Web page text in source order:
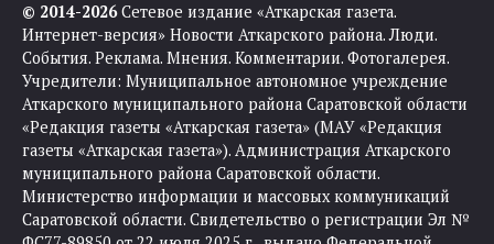
© 2014-2026Сетевое издание «Аткарская газета.
Интернет-версия» Новости Аткарского района. Люди.
События. Реклама. Мнения. Комментарии. Фотогалерея.
Учредители: Муниципальное автономное учреждение
Аткарского муниципального района Саратовской области
«Редакция газеты «Аткарская газета» (МАУ «Редакция
газеты «Аткарская газета»). Администрация Аткарского
муниципального района Саратовской области.
Министерство информации и массовых коммуникаций
Саратовской области. Свидетельство о регистрации Эл №